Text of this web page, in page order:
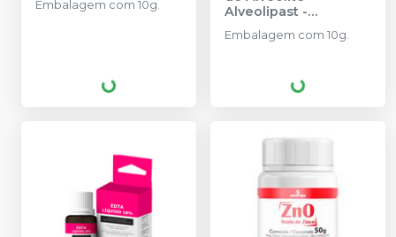
Embalagem com 10g.
Alveolipast -
IODONTOSUL
Embalagem com 10g.